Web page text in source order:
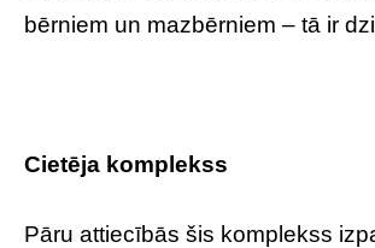
bērniem un mazbērniem – tā ir
Cietēja komplekss
Pāru attiecībās šis komplekss